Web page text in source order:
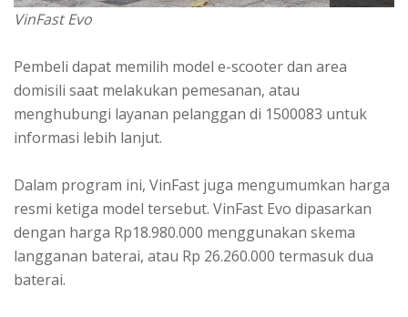
VinFast Evo
Pembeli dapat memilih model e-scooter dan area
domisili saat melakukan pemesanan, atau
menghubungi layanan pelanggan di 1500083 untuk
informasi lebih lanjut.
Dalam program ini, VinFast juga mengumumkan harga
resmi ketiga model tersebut. VinFast Evo dipasarkan
dengan harga Rp18.980.000 menggunakan skema
langganan baterai, atau Rp 26.260.000 termasuk dua
baterai.